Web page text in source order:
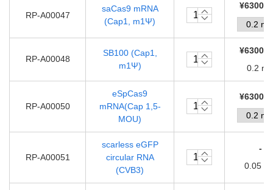
RP-A00047
saCas9 mRNA
(Cap1, m1Ψ)
RP-A00048
SB100 (Cap1,
m1Ψ)
0.2 mg
RP-A00050
eSpCas9
mRNA(Cap 1,5-
MOU)
RP-A00051
scarless eGFP
circular RNA
(CVB3)
-
0.05